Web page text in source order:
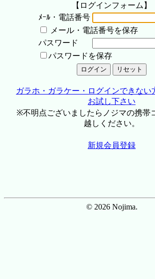
【ログインフォーム】
ﾒｰﾙ・電話番号
メール・電話番号を保存
パスワード
パスワードを保存
ガラホ・ガラケー・ログインできない
お試し下さい
※不明点ございましたらノジマの携帯
越しください。
新規会員登録
© 2026 Nojima.